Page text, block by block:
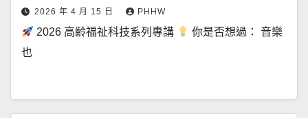
2026 年 4 月 15 日 PHHW
2026 高齡福祉科技系列專講
你是否想過： 音樂
也